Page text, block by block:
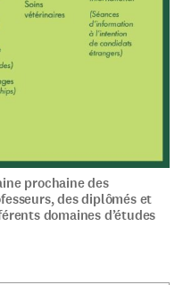
prochaine des
des diplômés et
domaines d’études